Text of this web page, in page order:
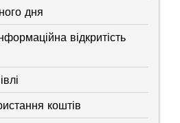
дня
відкритість
коштів